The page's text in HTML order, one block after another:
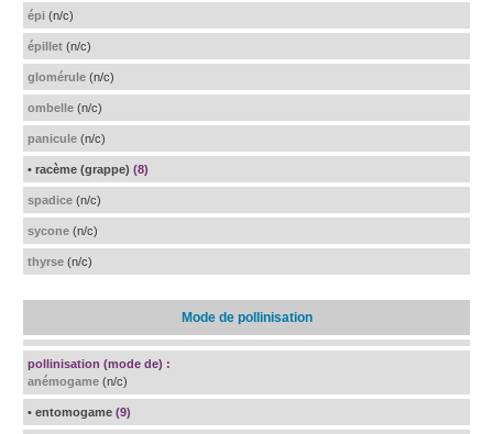
épi (n/c)
épillet (n/c)
glomérule (n/c)
ombelle (n/c)
panicule (n/c)
• racème (grappe) (8)
spadice (n/c)
sycone (n/c)
thyrse (n/c)
Mode de pollinisation
pollinisation (mode de) :
anémogame (n/c)
• entomogame (9)